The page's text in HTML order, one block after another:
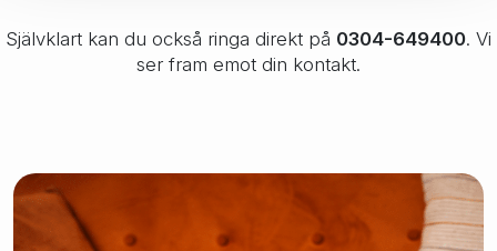
Självklart kan du också ringa direkt på 0304-649400. Vi
ser fram emot din kontakt.